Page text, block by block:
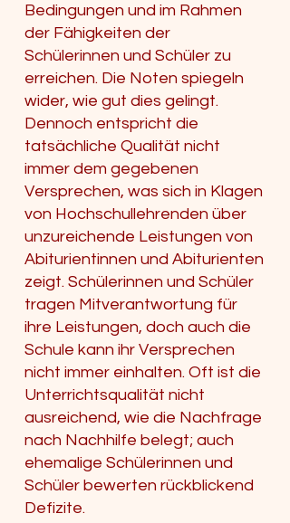
Bedingungen und im Rahmen
der Fähigkeiten der
Schülerinnen und Schüler zu
erreichen. Die Noten spiegeln
wider, wie gut dies gelingt.
Dennoch entspricht die
tatsächliche Qualität nicht
immer dem gegebenen
Versprechen, was sich in Klagen
von Hochschullehrenden über
unzureichende Leistungen von
Abiturientinnen und Abiturienten
zeigt. Schülerinnen und Schüler
tragen Mitverantwortung für
ihre Leistungen, doch auch die
Schule kann ihr Versprechen
nicht immer einhalten. Oft ist die
Unterrichtsqualität nicht
ausreichend, wie die Nachfrage
nach Nachhilfe belegt; auch
ehemalige Schülerinnen und
Schüler bewerten rückblickend
Defizite.